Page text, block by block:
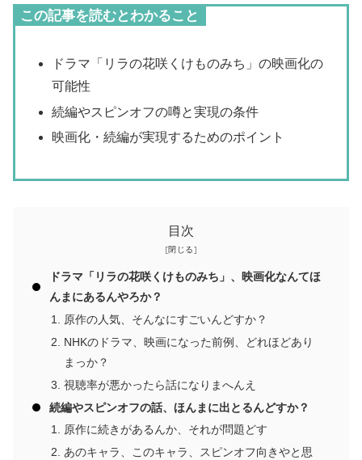
この記事を読むとわかること
ドラマ「リラの花咲くけものみち」の映画化の
可能性
続編やスピンオフの噂と実現の条件
映画化・続編が実現するためのポイント
目次
ドラマ「リラの花咲くけものみち」、映画化なんてほ
んまにあるんやろか？
原作の人気、そんなにすごいんどすか？
NHKのドラマ、映画になった前例、どれほどあり
まっか？
視聴率が悪かったら話になりまへんえ
続編やスピンオフの話、ほんまに出とるんどすか？
原作に続きがあるんか、それが問題どす
あのキャラ、このキャラ、スピンオフ向きやと思